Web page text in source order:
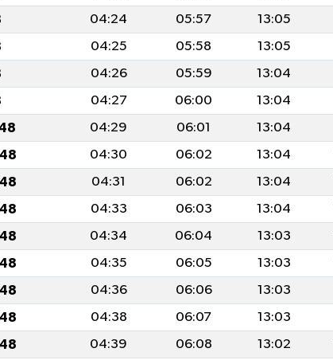
04:24 05:57 13:05
04:25 05:58 13:05
04:26 05:59 13:04
04:27 06:00 13:04
04:29 06:01 13:04
04:30 06:02 13:04
04:31 06:02 13:04
04:33 06:03 13:04
04:34 06:04 13:03
04:35 06:05 13:03
04:36 06:06 13:03
04:38 06:07 13:03
04:39 06:08 13:02